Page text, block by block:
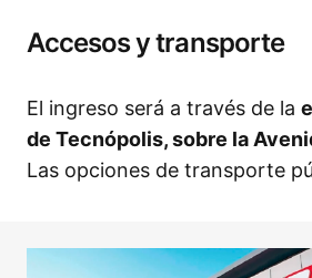
Accesos y transporte
El ingreso será a través de la
de Tecnópolis, sobre la
Las opciones de transporte